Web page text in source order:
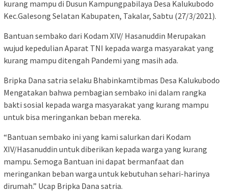
kurang mampu di Dusun Kampungpabilaya Desa Kalukubodo
Kec.Galesong Selatan Kabupaten, Takalar, Sabtu (27/3/2021).
Bantuan sembako dari Kodam XIV/ Hasanuddin Merupakan
wujud kepedulian Aparat TNI kepada warga masyarakat yang
kurang mampu ditengah Pandemi yang masih ada.
Bripka Dana satria selaku Bhabinkamtibmas Desa Kalukubodo
Mengatakan bahwa pembagian sembako ini dalam rangka
bakti sosial kepada warga masyarakat yang kurang mampu
untuk bisa meringankan beban mereka.
“Bantuan sembako ini yang kami salurkan dari Kodam
XIV/Hasanuddin untuk diberikan kepada warga yang kurang
mampu. Semoga Bantuan ini dapat bermanfaat dan
meringankan beban warga untuk kebutuhan sehari-harinya
dirumah.” Ucap Bripka Dana satria.